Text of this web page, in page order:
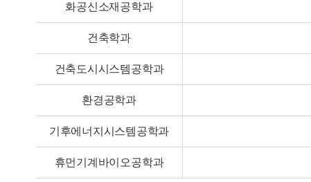
화공신소재공학과
건축학과
건축도시시스템공학과
환경공학과
기후에너지시스템공학과
휴먼기계바이오공학과